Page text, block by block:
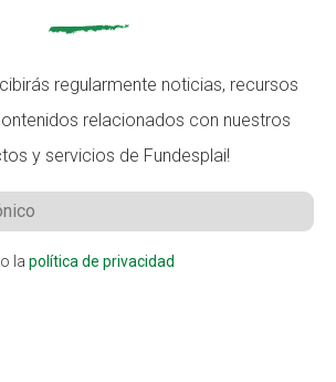
regularmente noticias, recursos
relacionados con nuestros
y servicios de Fundesplai!
la política de privacidad